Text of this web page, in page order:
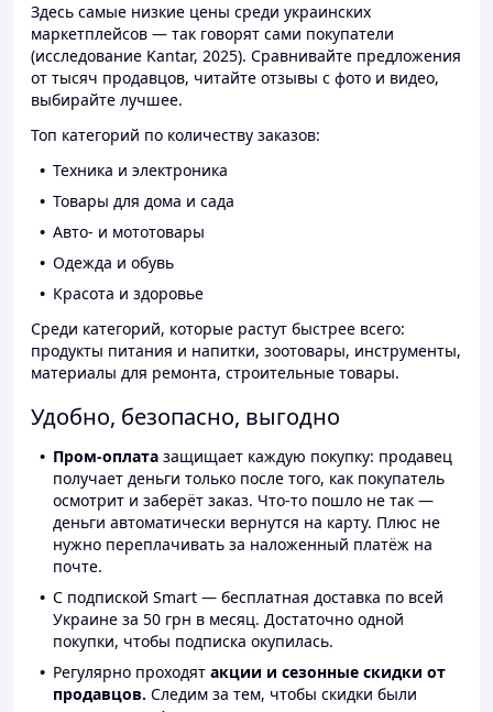
Здесь самые низкие цены среди украинских
маркетплейсов — так говорят сами покупатели
(исследование Kantar, 2025). Сравнивайте предложения
от тысяч продавцов, читайте отзывы с фото и видео,
выбирайте лучшее.
Топ категорий по количеству заказов:
Техника и электроника
Товары для дома и сада
Авто- и мототовары
Одежда и обувь
Красота и здоровье
Среди категорий, которые растут быстрее всего:
продукты питания и напитки, зоотовары, инструменты,
материалы для ремонта, строительные товары.
Удобно, безопасно, выгодно
Пром-оплата защищает каждую покупку: продавец
получает деньги только после того, как покупатель
осмотрит и заберёт заказ. Что-то пошло не так —
деньги автоматически вернутся на карту. Плюс не
нужно переплачивать за наложенный платёж на
почте.
С подпиской Smart — бесплатная доставка по всей
Украине за 50 грн в месяц. Достаточно одной
покупки, чтобы подписка окупилась.
Регулярно проходят акции и сезонные скидки от
продавцов. Следим за тем, чтобы скидки были